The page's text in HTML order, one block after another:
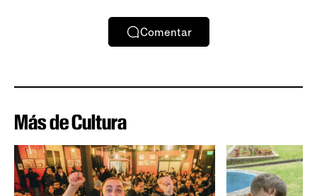
Comentar
Más de Cultura